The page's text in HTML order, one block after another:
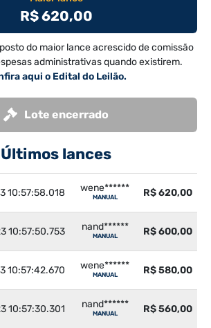
R$ 620,00
do maior lance acrescido de comissão
administrativas quando existirem.
aqui o Edital do Leilão.
Lote encerrado
Últimos lances
10:57:58.018 wene******
MANUAL R$ 620,00
10:57:50.753 nand******
MANUAL R$ 600,00
10:57:42.670 wene******
MANUAL R$ 580,00
10:57:30.301 nand******
MANUAL R$ 560,00